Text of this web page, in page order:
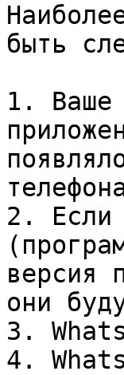
быть
1. Ваше
2. Если
версия
они
3.
4.